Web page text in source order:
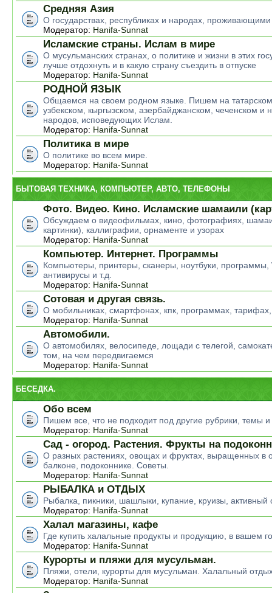
Средняя Азия
О государствах, республиках и народах,
Модератор: Hanifa-Sunnat
Исламские страны. Ислам в мире
О мусульманских странах, о политике и жизни в этих
лучше отдохнуть и в какую страну съездить в отпуске
Модератор: Hanifa-Sunnat
РОДНОЙ ЯЗЫК
Общаемся на своем родном языке. Пишем на
узбекском, кыргызском, азербайджанском, чеченском и
народов, исповедующих Ислам.
Модератор: Hanifa-Sunnat
Политика в мире
О политике во всем мире.
Модератор: Hanifa-Sunnat
БЫТОВАЯ ТЕХНИКА, КОМПЬЮТЕР, АВТО, ТЕЛЕФОНЫ
Фото. Видео. Кино. Исламские шамаили
Обсуждаем о видеофильмах, кино, фотографиях,
картинки), каллиграфии, орнаменте и узорах
Модератор: Hanifa-Sunnat
Компьютер. Интернет. Программы
Компьютеры, принтеры, сканеры, ноутбуки, программы,
антивирусы и т.д.
Модератор: Hanifa-Sunnat
Сотовая и другая связь.
О мобильниках, смартфонах, кпк, программах, тарифах,
Модератор: Hanifa-Sunnat
Автомобили.
О автомобилях, велосипеде, лощади с телегой,
том, на чем передвигаемся
Модератор: Hanifa-Sunnat
БЕСЕДКА.
Обо всем
Пишем все, что не подходит под другие рубрики, темы
Модератор: Hanifa-Sunnat
Сад - огород. Растения. Фрукты на
О разных растениях, овощах и фруктах, выращенных в
балконе, подоконнике. Советы.
Модератор: Hanifa-Sunnat
РЫБАЛКА и ОТДЫХ
Рыбалка, пикники, шашлыки, купание, круизы, активный
Модератор: Hanifa-Sunnat
Халал магазины, кафе
Где купить халальные продукты и продукцию, в вашем
Модератор: Hanifa-Sunnat
Курорты и пляжи для мусульман.
Пляжи, отели, курорты для мусульман. Халальный
Модератор: Hanifa-Sunnat